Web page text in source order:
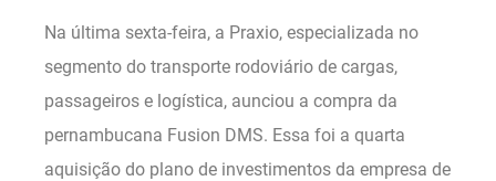
Na última sexta-feira, a Praxio, especializada no
segmento do transporte rodoviário de cargas,
passageiros e logística, aunciou a compra da
pernambucana Fusion DMS. Essa foi a quarta
aquisição do plano de investimentos da empresa de